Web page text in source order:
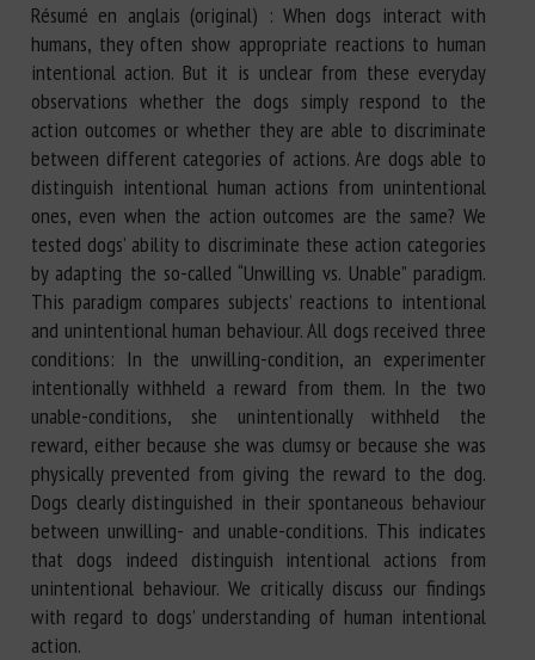
Résumé en anglais (original) : When dogs interact with
humans, they often show appropriate reactions to human
intentional action. But it is unclear from these everyday
observations whether the dogs simply respond to the
action outcomes or whether they are able to discriminate
between different categories of actions. Are dogs able to
distinguish intentional human actions from unintentional
ones, even when the action outcomes are the same? We
tested dogs’ ability to discriminate these action categories
by adapting the so-called “Unwilling vs. Unable” paradigm.
This paradigm compares subjects’ reactions to intentional
and unintentional human behaviour. All dogs received three
conditions: In the unwilling-condition, an experimenter
intentionally withheld a reward from them. In the two
unable-conditions, she unintentionally withheld the
reward, either because she was clumsy or because she was
physically prevented from giving the reward to the dog.
Dogs clearly distinguished in their spontaneous behaviour
between unwilling- and unable-conditions. This indicates
that dogs indeed distinguish intentional actions from
unintentional behaviour. We critically discuss our findings
with regard to dogs’ understanding of human intentional
action.